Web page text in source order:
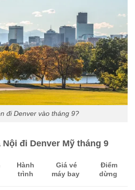
đi Denver vào tháng 9?
Nội đi Denver Mỹ tháng 9
Hành
trình
Giá vé
máy bay
Điểm
dừng